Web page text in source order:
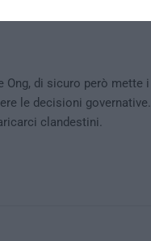
Ong, di sicuro però mette i
le decisioni governative.
clandestini.